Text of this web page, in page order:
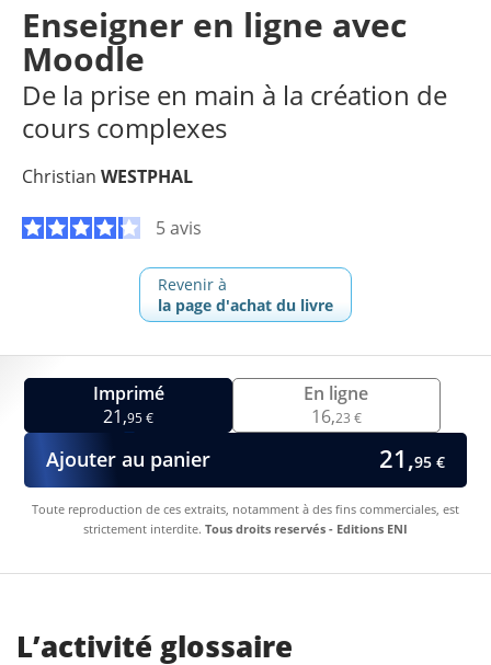
Enseigner en ligne avec
Moodle
De la prise en main à la création de
cours complexes
Christian WESTPHAL
5 avis
Revenir à
la page d'achat du livre
Imprimé
21,95 €
En ligne
16,23 €
Ajouter au panier 21,95 €
Toute reproduction de ces extraits, notamment à des fins commerciales, est
strictement interdite. Tous droits reservés - Editions ENI
L’activité glossaire